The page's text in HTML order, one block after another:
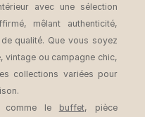
avec une sélection
mêlant authenticité,
qualité. Que vous soyez
vintage ou campagne chic,
collections variées pour
comme le buffet, pièce